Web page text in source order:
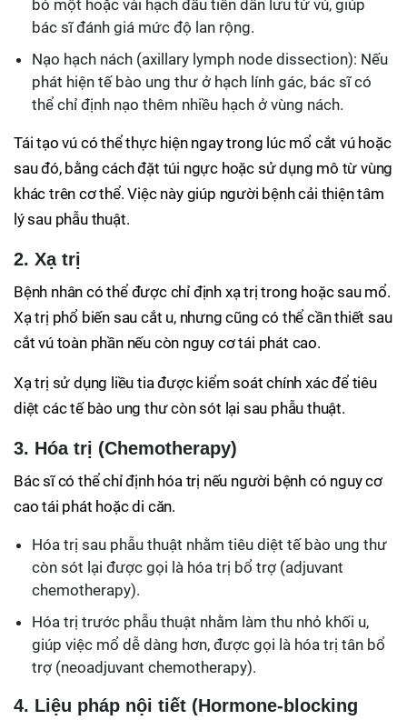
bỏ một hoặc vài hạch đầu tiên dẫn lưu từ vú, giúp
bác sĩ đánh giá mức độ lan rộng.
Nạo hạch nách (axillary lymph node dissection): Nếu
phát hiện tế bào ung thư ở hạch lính gác, bác sĩ có
thể chỉ định nạo thêm nhiều hạch ở vùng nách.
Tái tạo vú có thể thực hiện ngay trong lúc mổ cắt vú hoặc
sau đó, bằng cách đặt túi ngực hoặc sử dụng mô từ vùng
khác trên cơ thể. Việc này giúp người bệnh cải thiện tâm
lý sau phẫu thuật.
2. Xạ trị
Bệnh nhân có thể được chỉ định xạ trị trong hoặc sau mổ.
Xạ trị phổ biến sau cắt u, nhưng cũng có thể cần thiết sau
cắt vú toàn phần nếu còn nguy cơ tái phát cao.
Xạ trị sử dụng liều tia được kiểm soát chính xác để tiêu
diệt các tế bào ung thư còn sót lại sau phẫu thuật.
3. Hóa trị (Chemotherapy)
Bác sĩ có thể chỉ định hóa trị nếu người bệnh có nguy cơ
cao tái phát hoặc di căn.
Hóa trị sau phẫu thuật nhằm tiêu diệt tế bào ung thư
còn sót lại được gọi là hóa trị bổ trợ (adjuvant
chemotherapy).
Hóa trị trước phẫu thuật nhằm làm thu nhỏ khối u,
giúp việc mổ dễ dàng hơn, được gọi là hóa trị tân bổ
trợ (neoadjuvant chemotherapy).
4. Liệu pháp nội tiết (Hormone-blocking